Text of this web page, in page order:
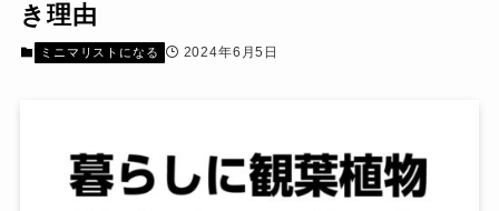
き理由
ミニマリストになる 2024年6月5日